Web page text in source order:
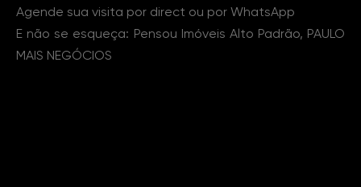
Agende sua visita por direct ou por WhatsApp
E não se esqueça: Pensou Imóveis Alto Padrão, PAULO
MAIS NEGÓCIOS